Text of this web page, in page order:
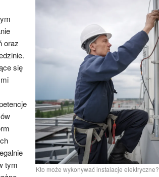
Kto może wykonywać instalacje elektryczne?
oraz
się
tym